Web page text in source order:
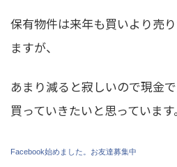
保有物件は来年も買いより売
ますが、
あまり減ると寂しいので現金
買っていきたいと思っています。
Facebook始めました。お友達募集中